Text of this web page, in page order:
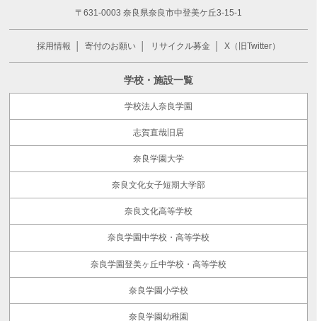
〒631-0003 奈良県奈良市中登美ケ丘3-15-1
採用情報 寄付のお願い リサイクル募金 X（旧Twitter）
学校・施設一覧
学校法人奈良学園
志賀直哉旧居
奈良学園大学
奈良文化女子短期大学部
奈良文化高等学校
奈良学園中学校・高等学校
奈良学園登美ヶ丘中学校・高等学校
奈良学園小学校
奈良学園幼稚園